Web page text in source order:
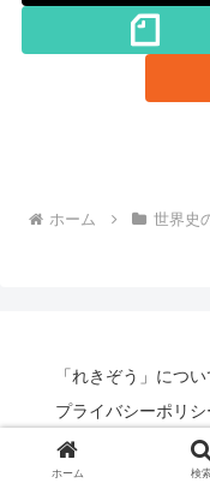
ホーム 世界史
「れきぞう」につい
プライバシーポリシ
©
ホーム 検